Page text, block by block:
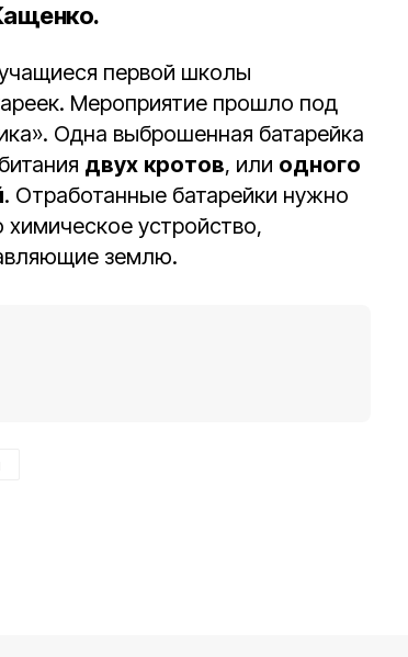
первой школы
Мероприятие прошло под
Одна выброшенная батарейка
двух кротов, или одного
. Отработанные батарейки нужно
химическое устройство,
землю.